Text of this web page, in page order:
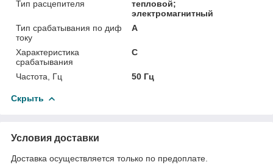
Тип расцепителя
тепловой;
электромагнитный
Тип срабатывания по диф
току
A
Характеристика
срабатывания
C
Частота, Гц 50 Гц
Скрыть
Условия доставки
Доставка осуществляется только по предоплате.